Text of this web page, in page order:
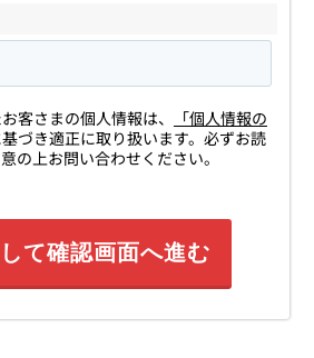
客さまの個人情報は、
「個人情報の
づき適正に取り扱います。必ずお読
の上お問い合わせください。
て確認画面へ進む